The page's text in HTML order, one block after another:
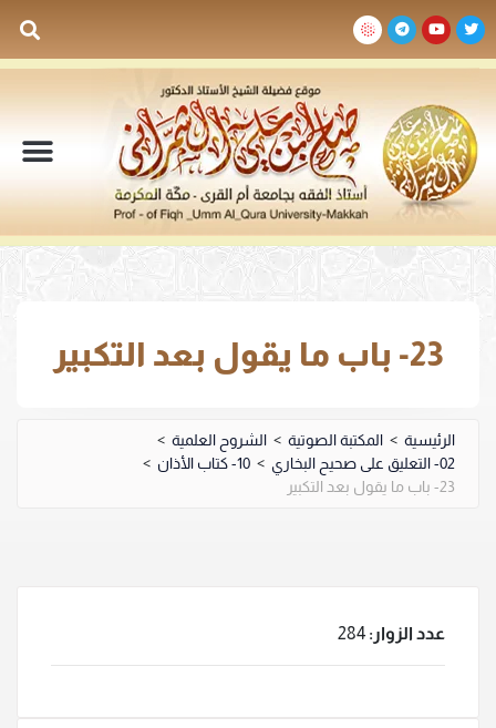
23- باب ما يقول بعد التكبير
الرئيسية > المكتبة الصوتية > الشروح العلمية >
02- التعليق على صحيح البخاري
> 10- كتاب الأذان
>
23- باب ما يقول بعد التكبير
عدد الزوار:284